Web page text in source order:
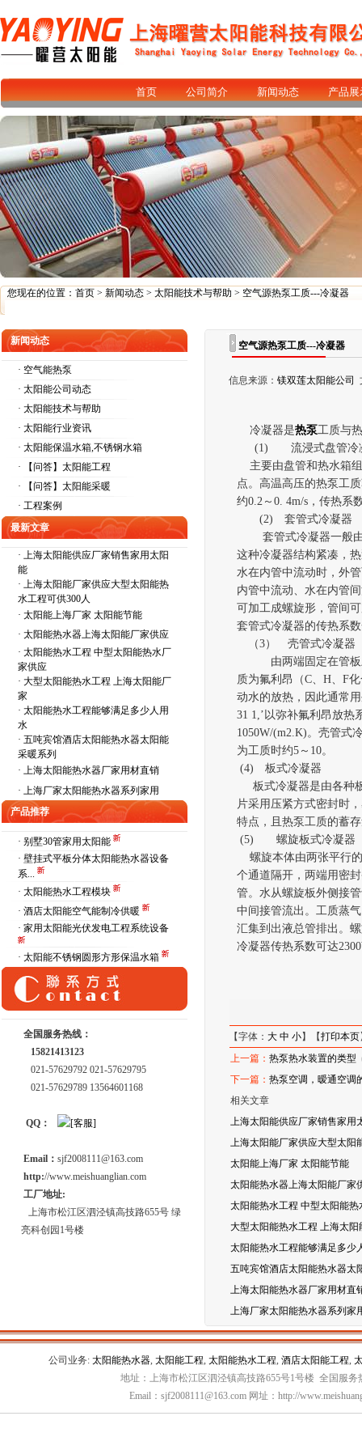
首页 公司简介 新闻动态 产品展
您现在的位置： 首页 > 新闻动态 > 太阳能技术与帮助 > 空气源热泵工质---冷凝器
新闻动态
· 空气能热泵
· 太阳能公司动态
· 太阳能技术与帮助
· 太阳能行业资讯
· 太阳能保温水箱,不锈钢水箱
· 【问答】太阳能工程
· 【问答】太阳能采暖
· 工程案例
最新文章
· 上海太阳能供应厂家销售家用太阳
能
· 上海太阳能厂家供应大型太阳能热
水工程可供300人
· 太阳能上海厂家 太阳能节能
· 太阳能热水器上海太阳能厂家供应
· 太阳能热水工程 中型太阳能热水厂
家供应
· 大型太阳能热水工程 上海太阳能厂
家
· 太阳能热水工程能够满足多少人用
水
· 五吨宾馆酒店太阳能热水器太阳能
采暖系列
· 上海太阳能热水器厂家用材直销
· 上海厂家太阳能热水器系列家用
产品推荐
· 别墅30管家用太阳能
· 壁挂式平板分体太阳能热水器设备
系...
· 太阳能热水工程模块
· 酒店太阳能空气能制冷供暖
· 家用太阳能光伏发电工程系统设备
· 太阳能不锈钢圆形方形保温水箱
全国服务热线：
15821413123
021-57629792 021-57629795
021-57629789 13564601168
QQ：
Email： sjf2008111@163.com
http://www.meishuanglian.com
工厂地址:
上海市松江区泗泾镇高技路655号 绿
亮科创园1号楼
空气源热泵工质---冷凝器
信息来源：镁双莲太阳能公司
冷凝器是热泵工质与
(1) 流浸式盘管冷
主要由盘管和热水箱
点。高温高压的热泵工质
约0.2 ～0. 4m/s ，传热系
(2) 套管式冷凝器
套管式冷凝器一般
这种冷凝器结构紧凑，
水在内管中流动时，外
内管中流动、水在内管
可加工成螺旋形，管间
套管式冷凝器的传热系
（3）壳管式冷凝器
由两端固定在管
质为氟利昂
（C、H、F
动水的放热 ， 因此通常
31 1,’ 以弥补氟利昂放热
1050W/(m2.K)。壳管式
为工质时约5 ～ 10。
(4)
板式冷凝器
板式冷凝器是由各种
片采用压紧方式密封时
特点，且热泵工质的蓄
(5)
螺旋板式冷凝器
螺旋本体由两张平行
个通道隔开，两端用 密
管。水从螺旋板外侧接
中间接管流出 。工质蒸
汇集到出液总管排出。
冷凝器传热系数可达
【字体：大 中 小】【打印本页
上一篇：热泵热水装置的类型
下一篇：热泵空调，暧通空调
相关文章
上海太阳能供应厂家销售家用
上海太阳能厂家供应大型太阳
太阳能上海厂家 太阳能节能
太阳能热水器上海太阳能厂家
太阳能热水工程 中型太阳能热
大型太阳能热水工程 上海太阳
太阳能热水工程能够满足多少
五吨宾馆酒店太阳能热水器太
上海太阳能热水器厂家用材直
上海厂家太阳能热水器系列家
公司业务: 太阳能热水器, 太阳能工程, 太阳能热水工程, 酒店太阳能工程,
地址：上海市松江区泗泾镇高技路655号1号楼 全国服务
Email：sjf2008111@163.com 网址：http://